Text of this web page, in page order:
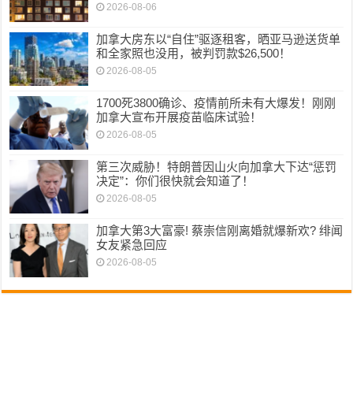
2026-08-06
加拿大房东以“自住”驱逐租客，晒亚马逊送货单
和全家照也没用，被判罚款$26,500！
2026-08-05
1700死3800确诊、疫情前所未有大爆发！刚刚
加拿大宣布开展疫苗临床试验！
2026-08-05
第三次威胁！特朗普因山火向加拿大下达“惩罚
决定”：你们很快就会知道了！
2026-08-05
加拿大第3大富豪! 蔡崇信刚离婚就爆新欢? 绯闻
女友紧急回应
2026-08-05